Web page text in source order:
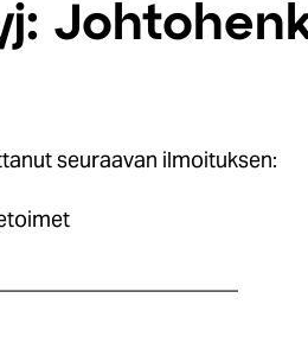
seuraavan ilmoituksen: